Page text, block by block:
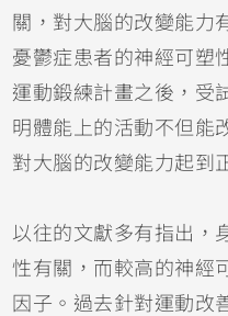
關，對大腦的改變能力
憂鬱症患者的神經可塑
運動鍛練計畫之後，受
明體能上的活動不但能
對大腦的改變能力起到
以往的文獻多有指出，
性有關，而較高的神經
因子。過去針對運動改